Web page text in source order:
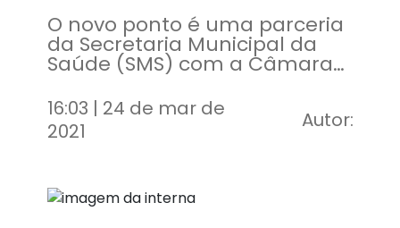
O novo ponto é uma parceria
da Secretaria Municipal da
Saúde (SMS) com a Câmara
dos Dirigentes Logistas de
Fortaleza (CDL)
16:03 | 24 de mar de
2021
Autor: